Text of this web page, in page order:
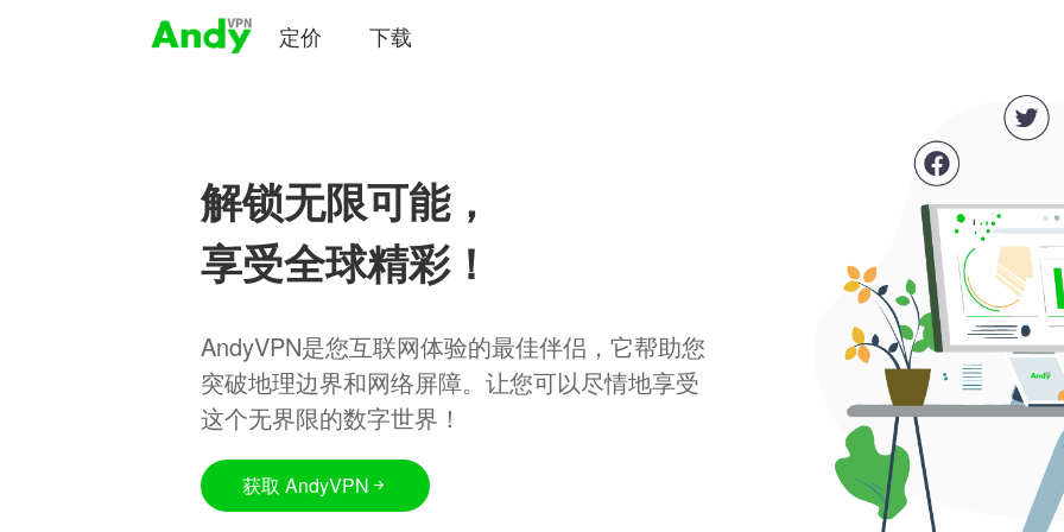
定价 下载
解锁无限可能，
享受全球精彩！
AndyVPN是您互联网体验的最佳伴侣，它帮助您
突破地理边界和网络屏障。让您可以尽情地享受
这个无界限的数字世界！
获取 AndyVPN